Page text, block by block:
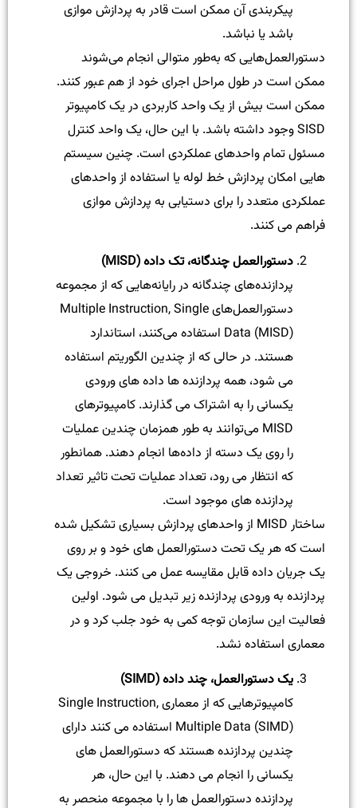
پیکربندی آن ممکن است قادر به پردازش موازی
باشد یا نباشد.
دستورالعمل‌هایی که به‌طور متوالی انجام می‌شوند
ممکن است در طول مراحل اجرای خود از هم عبور کنند.
ممکن است بیش از یک واحد کاربردی در یک کامپیوتر
SISD وجود داشته باشد. با این حال، یک واحد کنترل
مسئول تمام واحدهای عملکردی است. چنین سیستم
هایی امکان پردازش خط لوله یا استفاده از واحدهای
عملکردی متعدد را برای دستیابی به پردازش موازی
فراهم می کنند.
دستورالعمل چندگانه، تک داده (MISD)
پردازنده‌های چندگانه در رایانه‌هایی که از مجموعه
دستورالعمل‌های Multiple Instruction, Single
Data (MISD) استفاده می‌کنند، استاندارد
هستند. در حالی که از چندین الگوریتم استفاده
می شود، همه پردازنده ها داده های ورودی
یکسانی را به اشتراک می گذارند. کامپیوترهای
MISD می‌توانند به طور همزمان چندین عملیات
را روی یک دسته از داده‌ها انجام دهند. همانطور
که انتظار می رود، تعداد عملیات تحت تاثیر تعداد
پردازنده های موجود است.
ساختار MISD از واحدهای پردازش بسیاری تشکیل شده
است که هر یک تحت دستورالعمل های خود و بر روی
یک جریان داده قابل مقایسه عمل می کنند. خروجی یک
پردازنده به ورودی پردازنده زیر تبدیل می شود. اولین
فعالیت این سازمان توجه کمی به خود جلب کرد و در
معماری استفاده نشد.
یک دستورالعمل، چند داده (SIMD)
کامپیوترهایی که از معماری Single Instruction,
Multiple Data (SIMD) استفاده می کنند دارای
چندین پردازنده هستند که دستورالعمل های
یکسانی را انجام می دهند. با این حال، هر
پردازنده دستورالعمل ها را با مجموعه منحصر به